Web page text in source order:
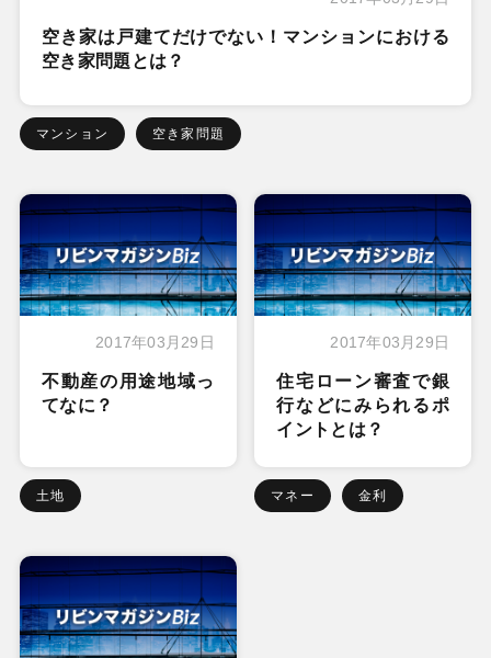
空き家は戸建てだけでない！マンションにおける
空き家問題とは？
マンション 空き家問題
2017年03月29日
不動産の用途地域っ
てなに？
土地
2017年03月29日
住宅ローン審査で銀
行などにみられるポ
イントとは？
マネー 金利